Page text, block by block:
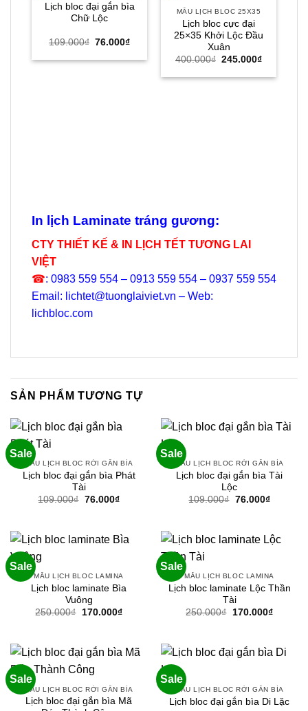
Lịch bloc đại gắn bìa
Chữ Lộc
109.000₫ Giá
là:
76.000₫Giá
tại
76.000₫.
MẪU LỊCH BLOC 25X35
Lịch bloc cực đại
25×35 Khởi Lộc Đầu
Xuân
400.000₫ Giá
là:
245.000₫Giá
tại
In lịch Laminate tráng gương:
CTY THIẾT KẾ & IN LỊCH TẾT TƯƠNG LAI
VIỆT
☎: 0983 559 554 – 0913 559 554 – 0937 559 554
Email: lichtet@tuonglaiviet.vn – Web:
lichbloc.com
SẢN PHẨM TƯƠNG TỰ
Sale
MẪU LỊCH BLOC RỜI GẮN BÌA
Lịch bloc đại gắn bìa Phát
Tài
109.000₫ Giá
76.000₫Giá
76.000₫.
Sale
MẪU LỊCH BLOC RỜI GẮN BÌA
Lịch bloc đại gắn bìa Tài
Lộc
109.000₫ Giá
76.000₫Giá
76.000₫.
Sale
MẪU LỊCH BLOC LAMINA
Lịch bloc laminate Bìa
Vuông
250.000₫
Giá
170.000₫Giá
170.000₫.
Sale
MẪU LỊCH BLOC LAMINA
Lịch bloc laminate Lộc Thần
Tài
250.000₫
Giá
170.000₫Giá
Sale
MẪU LỊCH BLOC RỜI GẮN BÌA
Lịch bloc đại gắn bìa Mã
Sale
MẪU LỊCH BLOC RỜI GẮN BÌA
Lịch bloc đại gắn bìa Di Lặc